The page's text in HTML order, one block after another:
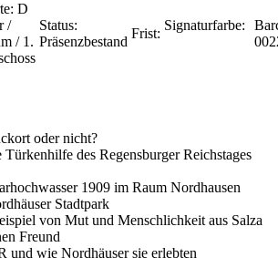
D
/
/ 1.
Status:
Präsenzbestand
Frist:
Signaturfarbe:
oder nicht?
des Regensburger Reichstages
1909 im Raum Nordhausen
Stadtpark
von Mut und Menschlichkeit aus Salza
Freund
und wie Nordhäuser sie erlebten